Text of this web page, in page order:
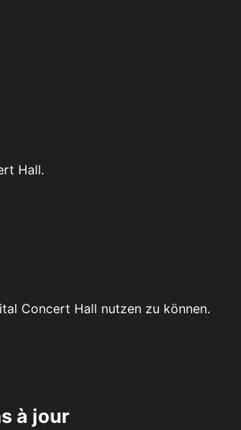
Hall.
Concert Hall nutzen zu können.
à jour